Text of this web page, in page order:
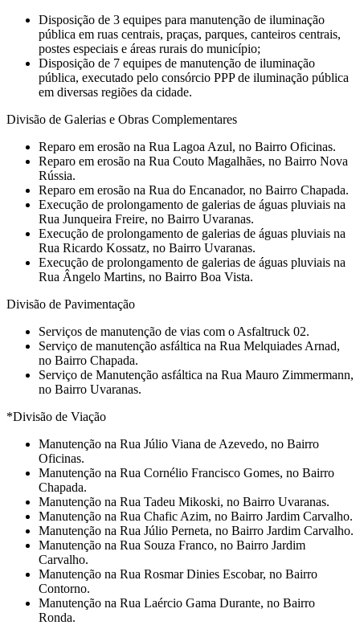
Disposição de 3 equipes para manutenção de iluminação
pública em ruas centrais, praças, parques, canteiros centrais,
postes especiais e áreas rurais do município;
Disposição de 7 equipes de manutenção de iluminação
pública, executado pelo consórcio PPP de iluminação pública
em diversas regiões da cidade.
Divisão de Galerias e Obras Complementares
⁠Reparo em erosão na Rua Lagoa Azul, no Bairro Oficinas.
Reparo em erosão na Rua Couto Magalhães, no Bairro Nova
Rússia.
Reparo em erosão na Rua do Encanador, no Bairro Chapada.
⁠Execução de prolongamento de galerias de águas pluviais na
Rua Junqueira Freire, no Bairro Uvaranas.
⁠Execução de prolongamento de galerias de águas pluviais na
Rua Ricardo Kossatz, no Bairro Uvaranas.
⁠Execução de prolongamento de galerias de águas pluviais na
Rua Ângelo Martins, no Bairro Boa Vista.
Divisão de Pavimentação
Serviços de manutenção de vias com o Asfaltruck 02.
Serviço de manutenção asfáltica na Rua Melquiades Arnad,
no Bairro Chapada.
Serviço de Manutenção asfáltica na Rua Mauro Zimmermann,
no Bairro Uvaranas.
*Divisão de Viação
Manutenção na Rua Júlio Viana de Azevedo, no Bairro
Oficinas.
Manutenção na Rua Cornélio Francisco Gomes, no Bairro
Chapada.
Manutenção na Rua Tadeu Mikoski, no Bairro Uvaranas.
Manutenção na Rua Chafic Azim, no Bairro Jardim Carvalho.
Manutenção na Rua Júlio Perneta, no Bairro Jardim Carvalho.
Manutenção na Rua Souza Franco, no Bairro Jardim
Carvalho.
Manutenção na Rua Rosmar Dinies Escobar, no Bairro
Contorno.
Manutenção na Rua Laércio Gama Durante, no Bairro
Ronda.